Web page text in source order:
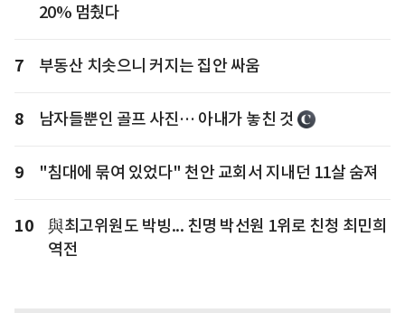
20% 멈췄다
7 부동산 치솟으니 커지는 집안 싸움
8 남자들뿐인 골프 사진… 아내가 놓친 것
9 "침대에 묶여 있었다" 천안 교회서 지내던 11살 숨져
10
與최고위원도 박빙... 친명 박선원 1위로 친청 최민희
역전